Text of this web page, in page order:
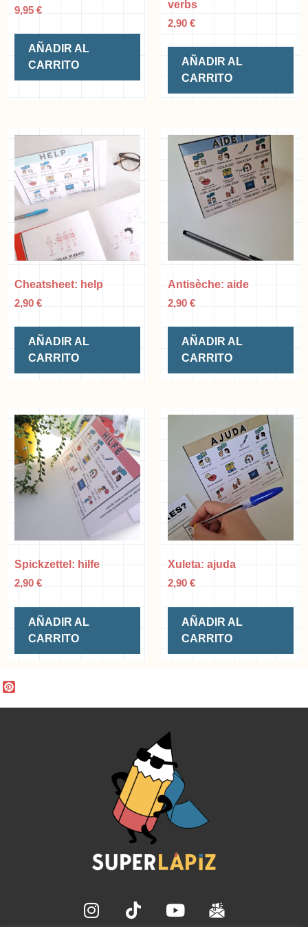
9,95 €
AÑADIR AL
CARRITO
verbs
2,90 €
AÑADIR AL
CARRITO
Cheatsheet: help
2,90 €
AÑADIR AL
CARRITO
Antisèche: aide
2,90 €
AÑADIR AL
CARRITO
Spickzettel: hilfe
2,90 €
AÑADIR AL
CARRITO
Xuleta: ajuda
2,90 €
AÑADIR AL
CARRITO
n